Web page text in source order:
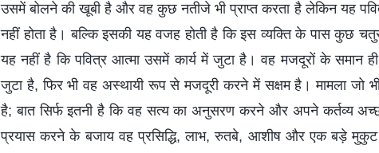
उसमें बोलने की खूबी है और वह कुछ नतीजे भी प्राप्त करता है लेकिन यह
नहीं होता है। बल्कि इसकी यह वजह होती है कि इस व्यक्ति के पास कुछ
यह नहीं है कि पवित्र आत्मा उसमें कार्य में जुटा है। वह मजदूरों के समान
जुटा है, फिर भी वह अस्थायी रूप से मजदूरी करने में सक्षम है। मामला जो
है; बात सिर्फ इतनी है कि वह सत्य का अनुसरण करने और अपने कर्तव्य
प्रयास करने के बजाय वह प्रसिद्धि, लाभ, रुतबे, आशीष और एक बड़े